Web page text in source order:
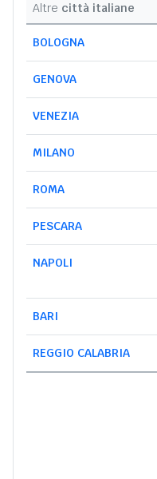
Altre città italiane
BOLOGNA
GENOVA
VENEZIA
MILANO
ROMA
PESCARA
NAPOLI
BARI
REGGIO CALABRIA